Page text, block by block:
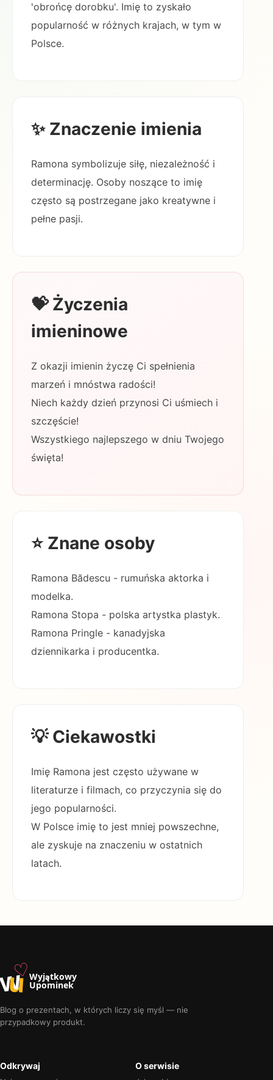
'obrońcę dorobku'. Imię to zyskało
popularność w różnych krajach, w tym w
Polsce.
✨ Znaczenie imienia
Ramona symbolizuje siłę, niezależność i
determinację. Osoby noszące to imię
często są postrzegane jako kreatywne i
pełne pasji.
💝 Życzenia
imieninowe
Z okazji imienin życzę Ci spełnienia
marzeń i mnóstwa radości!
Niech każdy dzień przynosi Ci uśmiech i
szczęście!
Wszystkiego najlepszego w dniu Twojego
święta!
⭐ Znane osoby
Ramona Bădescu - rumuńska aktorka i
modelka.
Ramona Stopa - polska artystka plastyk.
Ramona Pringle - kanadyjska
dziennikarka i producentka.
💡 Ciekawostki
Imię Ramona jest często używane w
literaturze i filmach, co przyczynia się do
jego popularności.
W Polsce imię to jest mniej powszechne,
ale zyskuje na znaczeniu w ostatnich
latach.
u♡Wyjątkowy
Upominek
Blog o prezentach, w których liczy się myśl — nie
przypadkowy produkt.
Odkrywaj O serwisie